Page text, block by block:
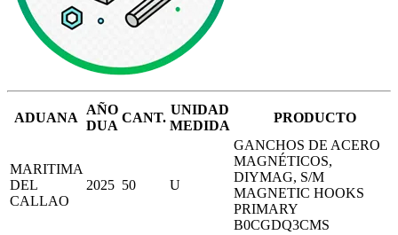
ADUANA
AÑO
DUA
CANT.
UNIDAD
MEDIDA
PRODUCTO
MARITIMA
DEL
CALLAO
2025 50 U
GANCHOS DE ACERO
MAGNÉTICOS,
DIYMAG, S/M
MAGNETIC HOOKS
PRIMARY
B0CGDQ3CMS